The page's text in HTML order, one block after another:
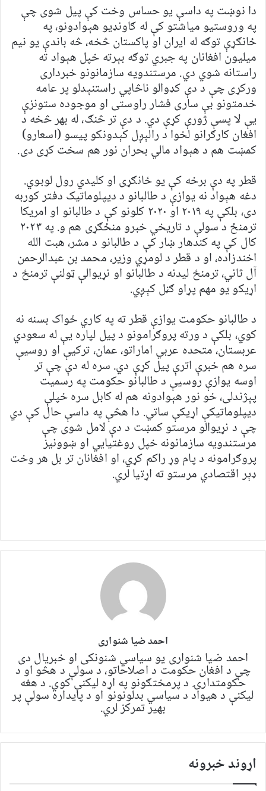
دا نوښت په داسې یو حساس وخت کې پیل شوی چې
په وروستیو میاشتو کې له ګاونډیو هېوادونو، په
ځانګړې توګه له ایران او پاکستان څخه، څه باندې یو نیم
میلیون افغانان په جبري توګه بېرته خپل هېواد ته
راستانه شوي دي. مرستندویه سازمانونو خبرداری
ورکړی چې د دې کډوالو ناڅاپي راستنېدلو پر عامه
خدمتونو بې ساری فشار راوستی او موجوده ستونزې
یې لا پسې ژورې کړې دي. د دې تر څنګ، له بهر څخه د
افغان کارګرانو لخوا د رالېږل کېدونکو پیسو (اسعارو)
کمښت هم د هېواد مالي بحران نور هم سخت کړی دی.
قطر په دې برخه کې یو ځانګړی او کلیدي رول لوبوي.
دغه هېواد نه یوازې د طالبانو د دیپلوماتیک دفتر کوربه
دی، بلکې په ۲۰۱۹ او ۲۰۲۰ کلونو کې د طالبانو او امریکا
ترمنځ د سولې د تاریخي خبرو منځګړی هم و. په ۲۰۲۳
کال کې په کندهار ښار کې د طالبانو د مشر، هبت الله
اخندزاده، او د قطر د لومړي وزیر، محمد بن عبدالرحمن
آل ثاني، ترمنځ لیدنه د طالبانو او نړیوالې ټولنې ترمنځ د
اړیکو یو مهم پړاو ګڼل کېږي.
د طالبانو حکومت یوازې قطر ته په کاري ځواک بسنه نه
کوي، بلکې د ورته پروګرامونو د پیل لپاره یې له سعودي
عربستان، متحده عربي اماراتو، عمان، ترکیې او روسیې
سره هم خبرې اترې پیل کړې دي. سره له دې چې تر
اوسه یوازې روسیې د طالبانو حکومت په رسمیت
پېژندلی، خو نور هېوادونه هم له کابل سره خپلې
دیپلوماتیکې اړیکې ساتي. دا هڅې په داسې حال کې دي
چې د نړیوالو مرستو کمښت د دې لامل شوی چې
مرستندویه سازمانونه خپل روغتیايي او ښوونیز
پروګرامونه د پام وړ راکم کړي، او افغانان تر بل هر وخت
ډېر اقتصادي مرستو ته اړتیا لري.
احمد ضیا شنواری
احمد ضیا شنواری یو سياسي شنونکی او خبریال دی
چې د افغان حکومت د اصلاحاتو، د سولې د هڅو او د
حکومتدارۍ د پرمختګونو په اړه لیکنې کوي. د هغه
لیکنې د هیواد د سیاسي بدلونونو او د پایداره سولې پر
بهیر تمرکز لري.
اړوند خبرونه